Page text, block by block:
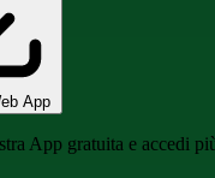
App
App gratuita e accedi